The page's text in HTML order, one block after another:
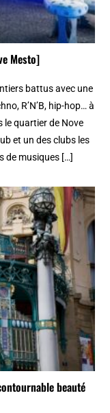
Mesto]
battus avec une
R’N’B, hip-hop… à
le quartier de Nove
et un des clubs les
de musiques […]
beauté